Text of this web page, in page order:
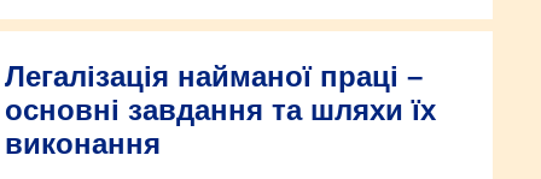
Легалізація найманої праці –
основні завдання та шляхи їх
виконання